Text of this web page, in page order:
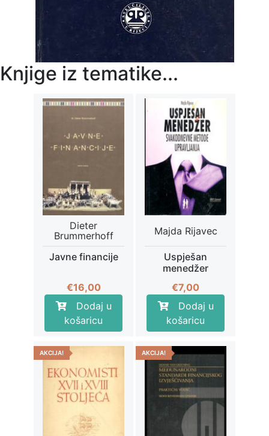
Knjige iz tematike...
Dieter
Brummerhoff
Javne financije
€16,00
Dodaj u
košaricu
Majda Rijavec
Uspješan
menedžer
€7,00
Dodaj u
košaricu
AKCIJA! AKCIJA!